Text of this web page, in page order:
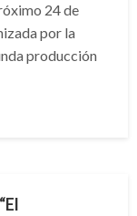
24 de
por la
producción